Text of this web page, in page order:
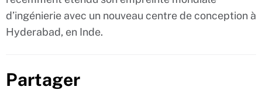
d’ingénierie avec un nouveau centre de conception à
Hyderabad, en Inde.
Partager